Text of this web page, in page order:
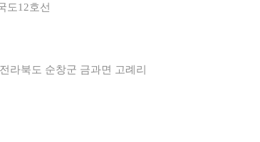
도12호선
라북도 순창군 금과면 고례리